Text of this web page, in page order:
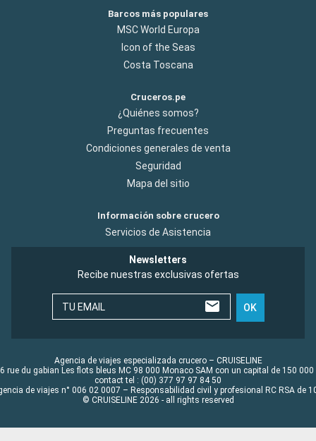
Barcos más populares
MSC World Europa
Icon of the Seas
Costa Toscana
Cruceros.pe
¿Quiénes somos?
Preguntas frecuentes
Condiciones generales de venta
Seguridad
Mapa del sitio
Información sobre crucero
Servicios de Asistencia
Newsletters
Recibe nuestras exclusivas ofertas
TU EMAIL OK
Agencia de viajes especializada crucero – CRUISELINE
rue du gabian Les flots bleus MC 98 000 Monaco SAM con un capital de 150 000
contact tel : (00) 377 97 97 84 50
de viajes n° 006 02 0007 – Responsabilidad civil y profesional RC RSA de
© CRUISELINE 2026 - all rights reserved